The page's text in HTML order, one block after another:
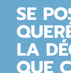
SE
LA
QUE